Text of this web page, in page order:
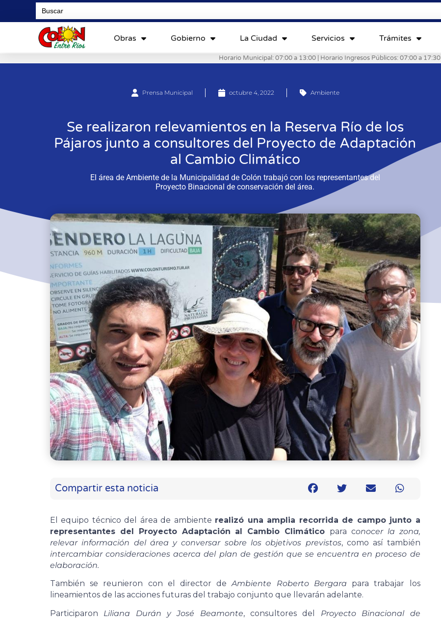
Search
for:
Obras Gobierno La Ciudad Servicios Trámites
Horario Municipal: 07:00 a 13:00 | Horario Ingresos Públicos: 07:00 a 17:30
Prensa Municipal octubre 4, 2022 Ambiente
Se realizaron relevamientos en la Reserva Río de los
Pájaros junto a consultores del Proyecto de Adaptación
al Cambio Climático
El área de Ambiente de la Municipalidad de Colón trabajó con los representantes del
Proyecto Binacional de conservación del área.
Compartir esta noticia
El equipo técnico del área de ambiente realizó una amplia recorrida de campo junto a
representantes del Proyecto Adaptación al Cambio Climático para conocer la zona,
relevar información del área y conversar sobre los objetivos previstos, como así también
intercambiar consideraciones acerca del plan de gestión que se encuentra en proceso de
elaboración.
También se reunieron con el director deAmbiente Roberto Bergara para trabajar los
lineamientos de las acciones futuras del trabajo conjunto que llevarán adelante.
Participaron Liliana Durán y José Beamonte, consultores del Proyecto Binacional de